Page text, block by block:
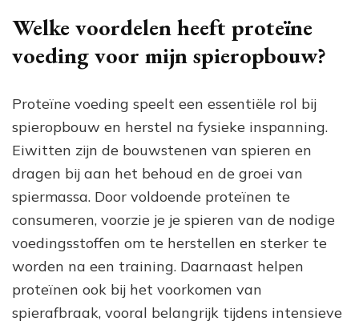
Welke voordelen heeft proteïne
voeding voor mijn spieropbouw?
Proteïne voeding speelt een essentiële rol bij
spieropbouw en herstel na fysieke inspanning.
Eiwitten zijn de bouwstenen van spieren en
dragen bij aan het behoud en de groei van
spiermassa. Door voldoende proteïnen te
consumeren, voorzie je je spieren van de nodige
voedingsstoffen om te herstellen en sterker te
worden na een training. Daarnaast helpen
proteïnen ook bij het voorkomen van
spierafbraak, vooral belangrijk tijdens intensieve